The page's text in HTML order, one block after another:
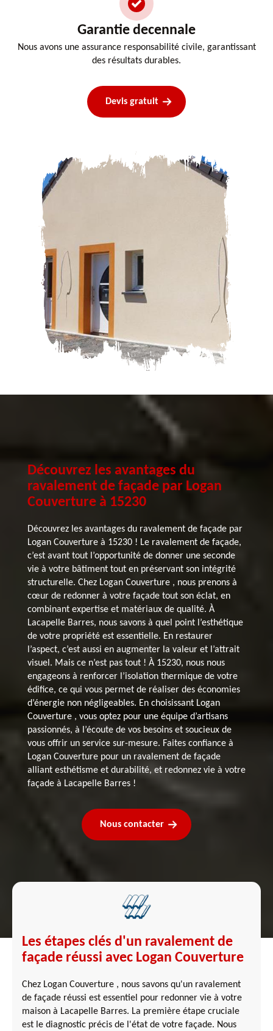
Garantie decennale
Nous avons une assurance responsabilité civile, garantissant
des résultats durables.
Devis gratuit
Découvrez les avantages du
ravalement de façade par Logan
Couverture à 15230
Découvrez les avantages du ravalement de façade par
Logan Couverture à 15230 ! Le ravalement de façade,
c’est avant tout l’opportunité de donner une seconde
vie à votre bâtiment tout en préservant son intégrité
structurelle. Chez Logan Couverture , nous prenons à
cœur de redonner à votre façade tout son éclat, en
combinant expertise et matériaux de qualité. À
Lacapelle Barres, nous savons à quel point l’esthétique
de votre propriété est essentielle. En restaurer
l’aspect, c’est aussi en augmenter la valeur et l’attrait
visuel. Mais ce n’est pas tout ! À 15230, nous nous
engageons à renforcer l’isolation thermique de votre
édifice, ce qui vous permet de réaliser des économies
d’énergie non négligeables. En choisissant Logan
Couverture , vous optez pour une équipe d’artisans
passionnés, à l’écoute de vos besoins et soucieux de
vous offrir un service sur-mesure. Faites confiance à
Logan Couverture pour un ravalement de façade
alliant esthétisme et durabilité, et redonnez vie à votre
façade à Lacapelle Barres !
Nous contacter
Les étapes clés d'un ravalement de
façade réussi avec Logan Couverture
Chez Logan Couverture , nous savons qu'un ravalement
de façade réussi est essentiel pour redonner vie à votre
maison à Lacapelle Barres. La première étape cruciale
est le diagnostic précis de l'état de votre façade. Nous